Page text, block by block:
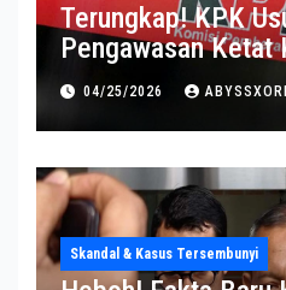
Terungkap! KPK
Pengawasan Ketat
Alasannya
04/25/2026
Skandal & Kasus Tersembunyi